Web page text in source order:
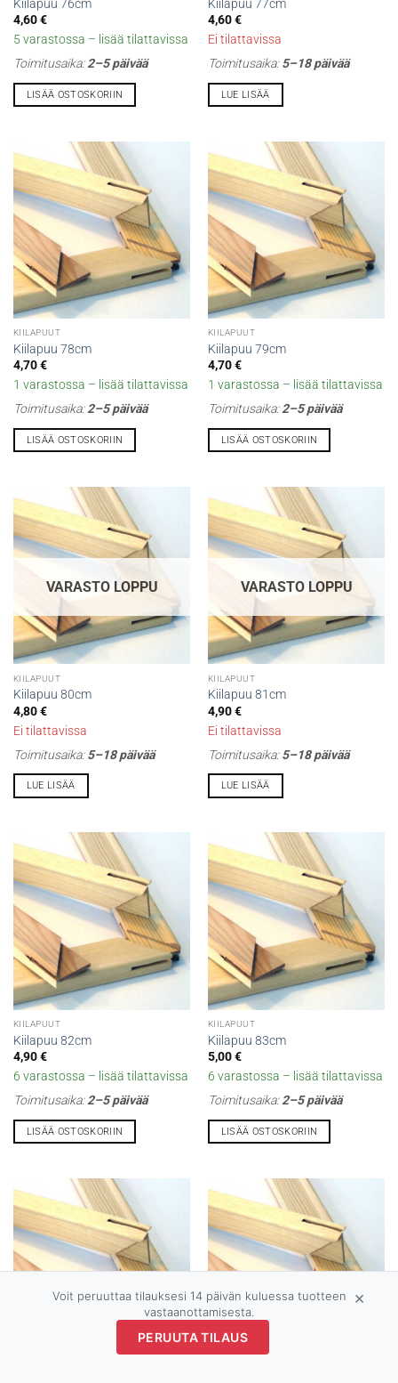
Kiilapuu 76cm
4,60€
5 varastossa – lisää tilattavissa
Toimitusaika:2–5 päivää
LISÄÄ OSTOSKORIIN
Kiilapuu 77cm
4,60€
Ei tilattavissa
Toimitusaika:5–18 päivää
LUE LISÄÄ
KIILAPUUT
Kiilapuu 78cm
4,70€
1 varastossa – lisää tilattavissa
Toimitusaika:2–5 päivää
LISÄÄ OSTOSKORIIN
KIILAPUUT
Kiilapuu 79cm
4,70€
1 varastossa – lisää tilattavissa
Toimitusaika:2–5 päivää
LISÄÄ OSTOSKORIIN
VARASTO LOPPU
KIILAPUUT
Kiilapuu 80cm
4,80€
Ei tilattavissa
Toimitusaika:5–18 päivää
LUE LISÄÄ
VARASTO LOPPU
KIILAPUUT
Kiilapuu 81cm
4,90€
Ei tilattavissa
Toimitusaika:5–18 päivää
LUE LISÄÄ
KIILAPUUT
Kiilapuu 82cm
4,90€
6 varastossa – lisää tilattavissa
Toimitusaika:2–5 päivää
LISÄÄ OSTOSKORIIN
KIILAPUUT
Kiilapuu 83cm
5,00€
6 varastossa – lisää tilattavissa
Toimitusaika:2–5 päivää
LISÄÄ OSTOSKORIIN
Voit peruuttaa tilauksesi 14 päivän kuluessa tuotteen
vastaanottamisesta.
PERUUTA TILAUS
×